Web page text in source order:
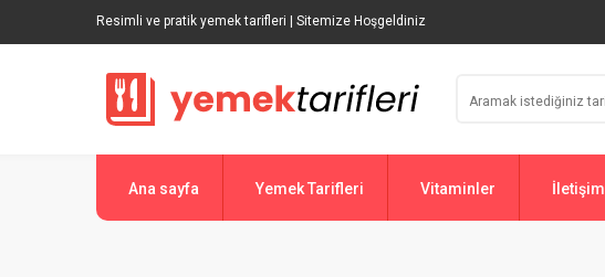
Resimli ve pratik yemek tarifleri | Sitemize Hoşgeldiniz
Ana sayfa Yemek Tarifleri Vitaminler İletişim